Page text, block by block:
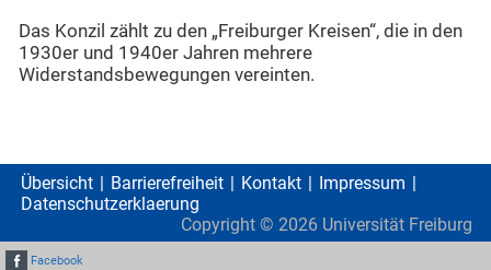
Das Konzil zählt zu den „Freiburger Kreisen“, die in den
1930er und 1940er Jahren mehrere
Widerstandsbewegungen vereinten.
Übersicht Barrierefreiheit Kontakt
Impressum
Datenschutzerklaerung
Copyright © 2026 Universität Freiburg
Facebook